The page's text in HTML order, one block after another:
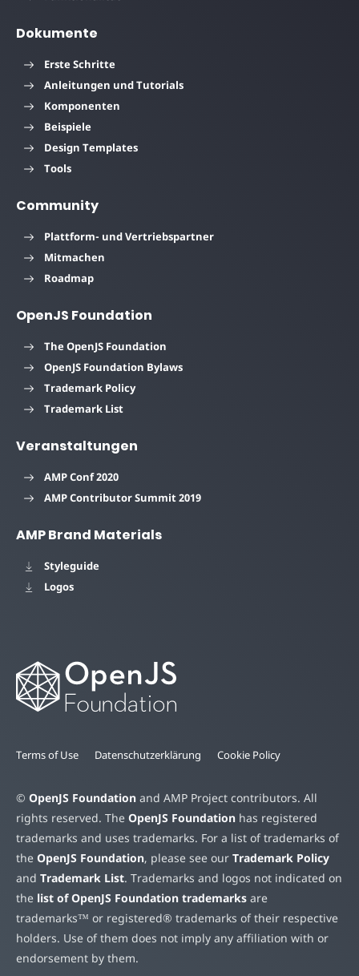
Dokumente
Erste Schritte
Anleitungen und Tutorials
Komponenten
Beispiele
Design Templates
Tools
Community
Plattform- und Vertriebspartner
Mitmachen
Roadmap
OpenJS Foundation
The OpenJS Foundation
OpenJS Foundation Bylaws
Trademark Policy
Trademark List
Veranstaltungen
AMP Conf 2020
AMP Contributor Summit 2019
AMP Brand Materials
Styleguide
Logos
Terms of Use Datenschutzerklärung Cookie Policy
© OpenJS Foundation and AMP Project contributors. All
rights reserved. The OpenJS Foundation has registered
trademarks and uses trademarks. For a list of trademarks of
the OpenJS Foundation, please see our Trademark Policy
and Trademark List. Trademarks and logos not indicated on
the list of OpenJS Foundation trademarks are
trademarks™ or registered® trademarks of their respective
holders. Use of them does not imply any affiliation with or
endorsement by them.